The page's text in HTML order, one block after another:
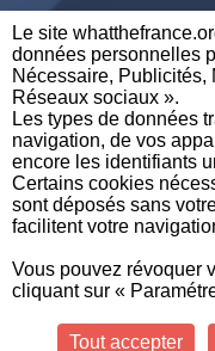
Le site
données personnelles
Nécessaire, Publicités,
Réseaux sociaux ». ​
Les types de données
navigation, de vos
encore les identifiants
Certains cookies
sont déposés sans
facilitent votre
Vous pouvez révoquer
cliquant sur «
Tout accepter
A
PARTENAIRES
CREDITS|À
PROPOS
|